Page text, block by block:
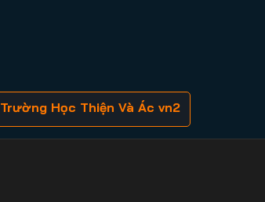
Trường Học Thiện Và Ác vn2